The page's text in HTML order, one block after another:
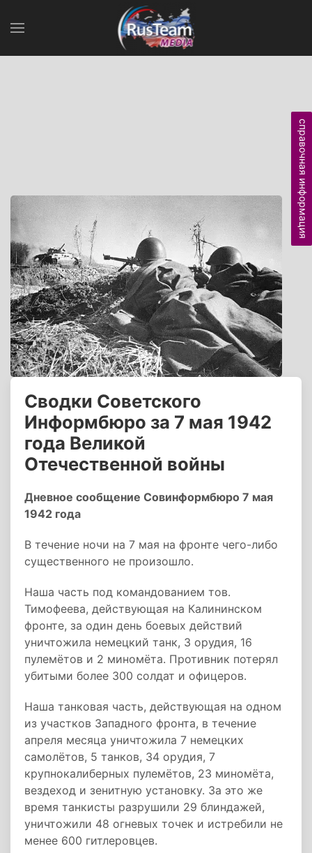
Сводки Советского
Информбюро за 7 мая 1942
года Великой
Отечественной войны
Дневное сообщение Совинформбюро 7 мая
1942 года
В течение ночи на 7 мая на фронте чего-либо
существенного не произошло.
Наша часть под командованием тов.
Тимофеева, действующая на Калининском
фронте, за один день боевых действий
уничтожила немецкий танк, 3 орудия, 16
пулемётов и 2 миномёта. Противник потерял
убитыми более 300 солдат и офицеров.
Наша танковая часть, действующая на одном
из участков Западного фронта, в течение
апреля месяца уничтожила 7 немецких
самолётов, 5 танков, 34 орудия, 7
крупнокалиберных пулемётов, 23 миномёта,
вездеход и зенитную установку. За это же
время танкисты разрушили 29 блиндажей,
уничтожили 48 огневых точек и истребили не
менее 600 гитлеровцев.
справочная информация